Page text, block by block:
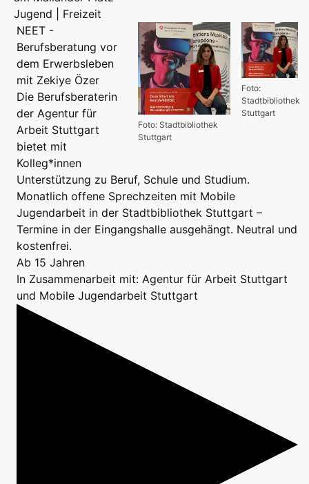
Jugend | Freizeit
Foto:
Stadtbibliothek
Stuttgart
Foto: Stadtbibliothek
Stuttgart
NEET -
Berufsberatung vor
dem Erwerbsleben
mit Zekiye Özer
Die Berufsberaterin
der Agentur für
Arbeit Stuttgart
bietet mit
Kolleg*innen
Unterstützung zu Beruf, Schule und Studium.
Monatlich offene Sprechzeiten mit Mobile
Jugendarbeit in der Stadtbibliothek Stuttgart –
Termine in der Eingangshalle ausgehängt. Neutral und
kostenfrei.
Ab 15 Jahren
In Zusammenarbeit mit: Agentur für Arbeit Stuttgart
und Mobile Jugendarbeit Stuttgart